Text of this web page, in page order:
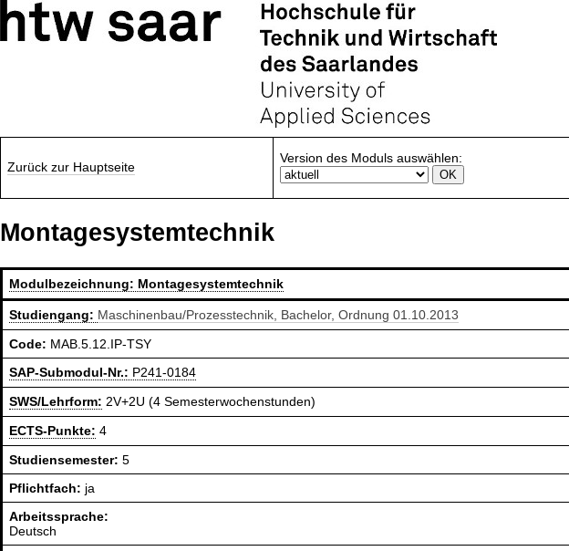
Zurück zur Hauptseite
Version des Moduls auswählen:
Montagesystemtechnik
Modulbezeichnung: Montagesystemtechnik
Studiengang: Maschinenbau/Prozesstechnik, Bachelor, Ordnung 01.10.2013
Code: MAB.5.12.IP-TSY
SAP-Submodul-Nr.: P241-0184
SWS/Lehrform: 2V+2U (4 Semesterwochenstunden)
ECTS-Punkte: 4
Studiensemester:5
Pflichtfach: ja
Arbeitssprache:
Deutsch